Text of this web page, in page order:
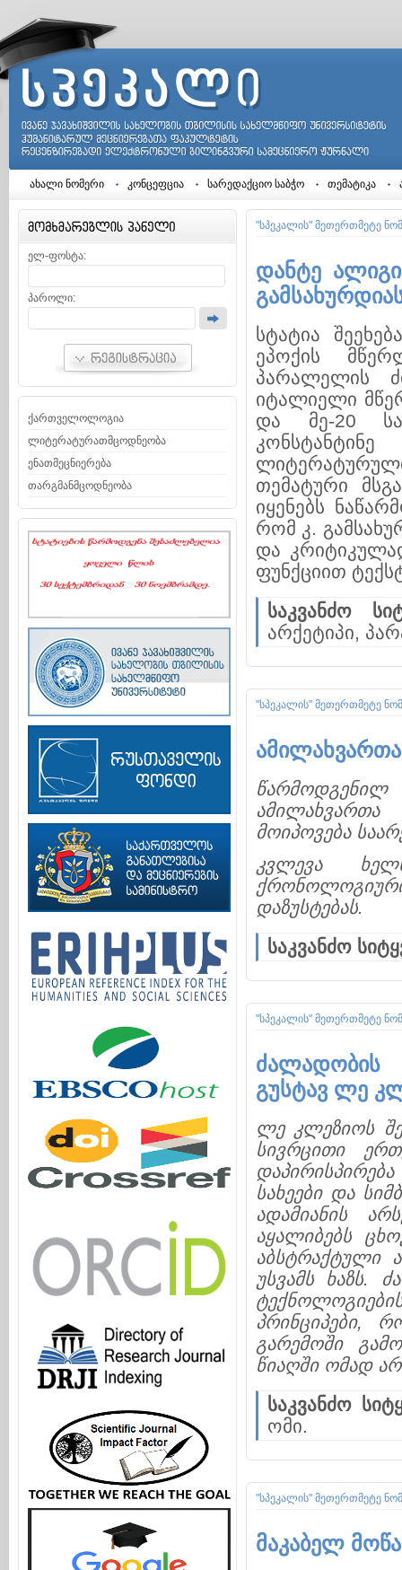
ახალი ნომერი კონცეფცია სარედაქციო საბჭო თემატიკა
ელ-ფოსტა:
პაროლი:
ქართველოლოგია
ლიტერატურათმცოდნეობა
ენათმეცნიერება
თარგმანმცოდნეობა
"სპეკალის" მეთერთმეტე
დანტე
სტატია
ეპოქის
პარალელის
იტალიელი
და მე-20
თემატური
იყენებს
რომ კ.
და
ფუნქციით
საკვანძო
არქეტიპი,
"სპეკალის" მეთერთმეტე
ამილახვართა
ამილახვართა
მოიპოვება
კვლევა
დაზუსტებას.
საკვანძო
"სპეკალის" მეთერთმეტე
ძალადობის
გუსტავ ლე
ლე კლეზიოს
სივრცითი
სახეები და
ადამიანის
აყალიბებს
აბსტრაქტული
უსვამს ხაზს.
პრინციპები,
გარემოში
წიაღში ომად
საკვანძო
ომი.
"სპეკალის" მეთერთმეტე
მაკაბელ